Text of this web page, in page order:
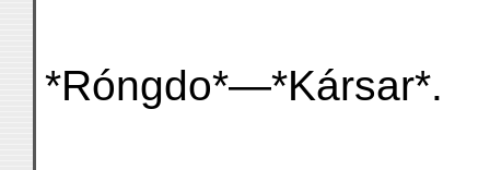
*Róngdo*—*Kársar*.